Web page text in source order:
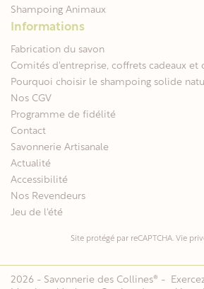
Shampoing Animaux
Informations
Fabrication du savon
Comités d'entreprise, coffrets cadeaux et
Pourquoi choisir le shampoing solide
Nos CGV
Programme de fidélité
Contact
Savonnerie Artisanale
Actualité
Accessibilité
Nos Revendeurs
Jeu de l'été
Site protégé par reCAPTCHA. Vie
2026 - Savonnerie des Collines® -